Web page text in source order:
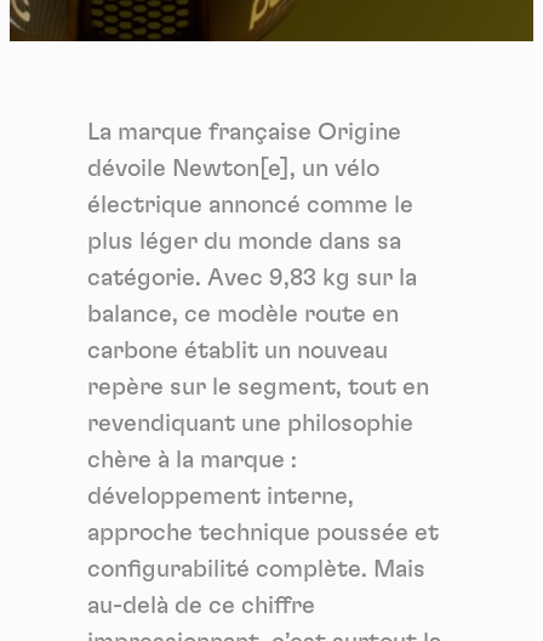
La marque française Origine
dévoile Newton[e], un vélo
électrique annoncé comme le
plus léger du monde dans sa
catégorie. Avec 9,83 kg sur la
balance, ce modèle route en
carbone établit un nouveau
repère sur le segment, tout en
revendiquant une philosophie
chère à la marque :
développement interne,
approche technique poussée et
configurabilité complète. Mais
au-delà de ce chiffre